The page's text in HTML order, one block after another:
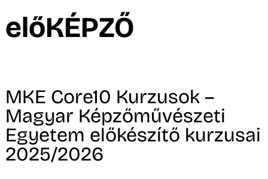
előKÉPZŐ
MKE Core10 Kurzusok –
Magyar Képzőművészeti
Egyetem előkészítő kurzusai
2025/2026